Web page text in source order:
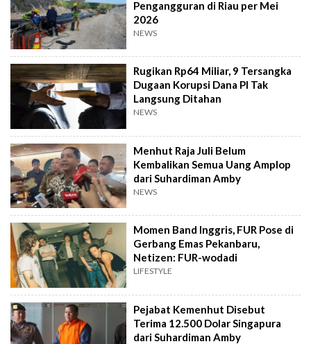
Pengangguran di Riau per Mei
2026
NEWS
Rugikan Rp64 Miliar, 9 Tersangka
Dugaan Korupsi Dana PI Tak
Langsung Ditahan
NEWS
Menhut Raja Juli Belum
Kembalikan Semua Uang Amplop
dari Suhardiman Amby
NEWS
Momen Band Inggris, FUR Pose di
Gerbang Emas Pekanbaru,
Netizen: FUR-wodadi
LIFESTYLE
Pejabat Kemenhut Disebut
Terima 12.500 Dolar Singapura
dari Suhardiman Amby